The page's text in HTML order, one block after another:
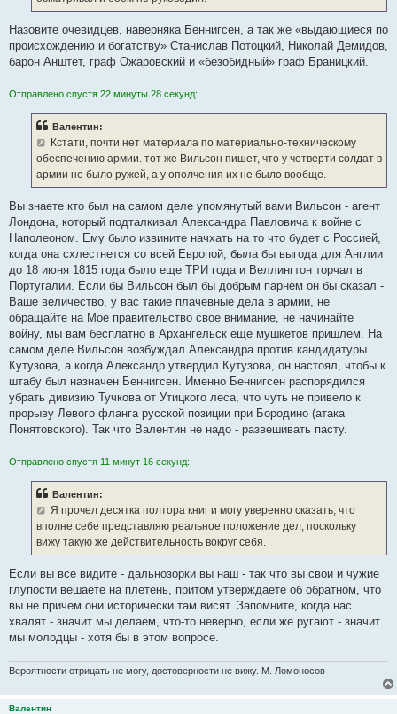
Назовите очевидцев, наверняка Беннигсен, а так же «выдающиеся по
происхождению и богатству» Станислав Потоцкий, Николай Демидов,
барон Анштет, граф Ожаровский и «безобидный» граф Браницкий.
Отправлено спустя 22 минуты 28 секунд:
Валентин:
Кстати, почти нет материала по материально-техническому
обеспечению армии. тот же Вильсон пишет, что у четверти солдат в
армии не было ружей, а у ополчения их не было вообще.
Вы знаете кто был на самом деле упомянутый вами Вильсон - агент
Лондона, который подталкивал Александра Павловича к войне с
Наполеоном. Ему было извините начхать на то что будет с Россией,
когда она схлестнется со всей Европой, была бы выгода для Англии
до 18 июня 1815 года было еще ТРИ года и Веллингтон торчал в
Португалии. Если бы Вильсон был бы добрым парнем он бы сказал -
Ваше величество, у вас такие плачевные дела в армии, не
обращайте на Мое правительство свое внимание, не начинайте
войну, мы вам бесплатно в Архангельск еще мушкетов пришлем. На
самом деле Вильсон возбуждал Александра против кандидатуры
Кутузова, а когда Александр утвердил Кутузова, он настоял, чтобы к
штабу был назначен Беннигсен. Именно Беннигсен распорядился
убрать дивизию Тучкова от Утицкого леса, что чуть не привело к
прорыву Левого фланга русской позиции при Бородино (атака
Понятовского). Так что Валентин не надо - развешивать пасту.
Отправлено спустя 11 минут 16 секунд:
Валентин:
Я прочел десятка полтора книг и могу уверенно сказать, что
вполне себе представляю реальное положение дел, поскольку
вижу такую же действительность вокруг себя.
Если вы все видите - дальнозорки вы наш - так что вы свои и чужие
глупости вешаете на плетень, притом утверждаете об обратном, что
вы не причем они исторически там висят. Запомните, когда нас
хвалят - значит мы делаем, что-то неверно, если же ругают - значит
мы молодцы - хотя бы в этом вопросе.
Вероятности отрицать не могу, достоверности не вижу. М. Ломоносов
Валентин